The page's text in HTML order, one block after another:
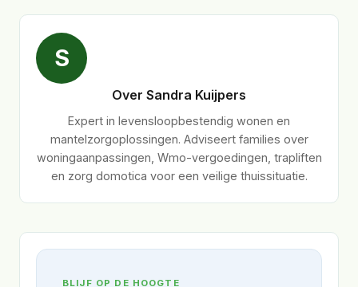
S
Over Sandra Kuijpers
Expert in levensloopbestendig wonen en
mantelzorgoplossingen. Adviseert families over
woningaanpassingen, Wmo-vergoedingen, trapliften
en zorg domotica voor een veilige thuissituatie.
BLIJF OP DE HOOGTE